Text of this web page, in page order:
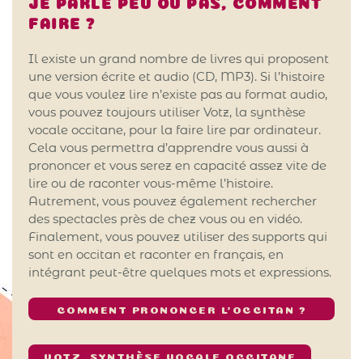
FAIRE ?
Il existe un grand nombre de livres qui proposent
une version écrite et audio (CD, MP3). Si l’histoire
que vous voulez lire n’existe pas au format audio,
vous pouvez toujours utiliser Votz, la synthèse
vocale occitane, pour la faire lire par ordinateur.
Cela vous permettra d’apprendre vous aussi à
prononcer et vous serez en capacité assez vite de
lire ou de raconter vous-même l’histoire.
Autrement, vous pouvez également rechercher
des spectacles près de chez vous ou en vidéo.
Finalement, vous pouvez utiliser des supports qui
sont en occitan et raconter en français, en
intégrant peut-être quelques mots et expressions.
COMMENT PRONONCER L’OCCITAN ?
VOTZ, SYNTHÈSE VOCALE OCCITANE